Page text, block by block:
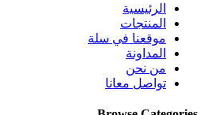
الرئيسية
المنتجات
موقعنا في سلة
المداونة
من نحن
تواصل معانا